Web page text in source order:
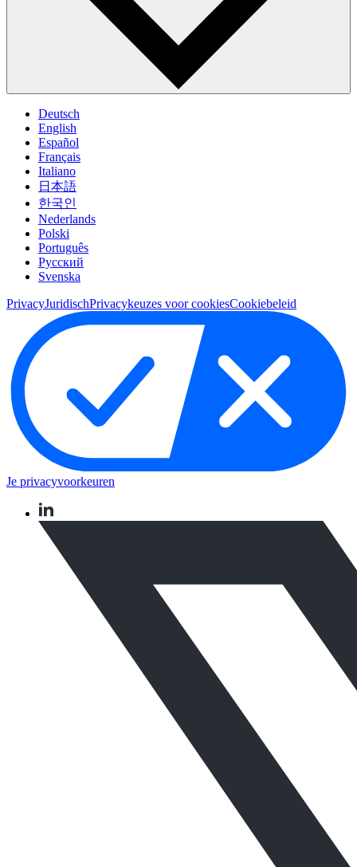
Deutsch
English
Español
Français
Italiano
日本語
한국인
Nederlands
Polski
Português
Pусский
Svenska
PrivacyJuridischPrivacykeuzes voor cookiesCookiebeleid
Je privacyvoorkeuren